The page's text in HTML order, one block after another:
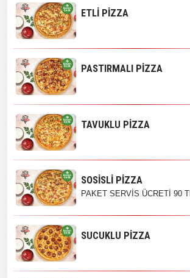
ETLİ PİZZA
PASTIRMALI PİZZA
TAVUKLU PİZZA
SOSİSLİ PİZZA
PAKET SERVİS ÜCRETİ 90 TL
SUCUKLU PİZZA